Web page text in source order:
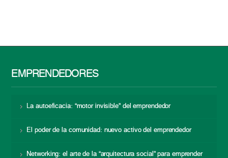
EMPRENDEDORES
La autoeficacia: “motor invisible” del emprendedor
El poder de la comunidad: nuevo activo del emprendedor
Networking: el arte de la “arquitectura social” para emprender